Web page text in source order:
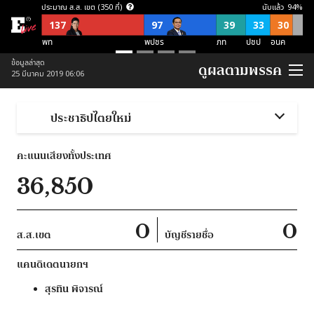
ประมาณ ส.ส. เขต (350 ที่)
137 97 39 33 30
พท พปชร ภท ปชป อนค
ประมาณ ส.ส. บัญชีรายชื่อ (150 ที่)
57 38
ประมาณ ส.ส. พึงมี (500 ที่)
253
ไม่สนับสนุน คสช
นับแล้ว 94%
ข้อมูลล่าสุด
25 มีนาคม 2019 06:06
ดูผลตามพรรค
ประชาธิปไตยใหม่
คะแนนเสียงทั้งประเทศ
36,850
ส.ส.เขต 0 บัญชีรายชื่อ 0
แคนดิเดตนายกฯ
สุรทิน พิจารณ์